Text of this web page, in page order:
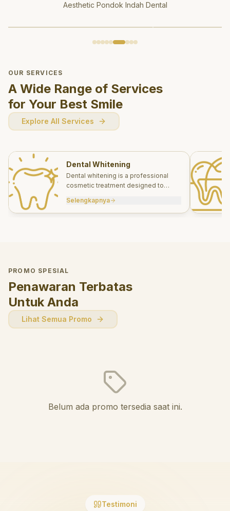
Aesthetic Pondok Indah Dental
OUR SERVICES
A Wide Range of Services
for Your Best Smile
Explore All Services
Dental Whitening
Dental whitening is a professional
cosmetic treatment designed to
effectively.
Selengkapnya
PROMO SPESIAL
Penawaran Terbatas
Untuk Anda
Lihat Semua Promo
Belum ada promo tersedia saat ini.
Testimoni